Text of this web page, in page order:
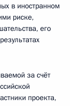
в иностранном
риске,
его
за счёт
проекта,